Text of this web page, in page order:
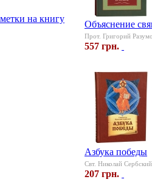
на книгу
Объяснение
Прот. Григорий
557 грн.
Азбука победы
Свт. Николай Сербский
207 грн.